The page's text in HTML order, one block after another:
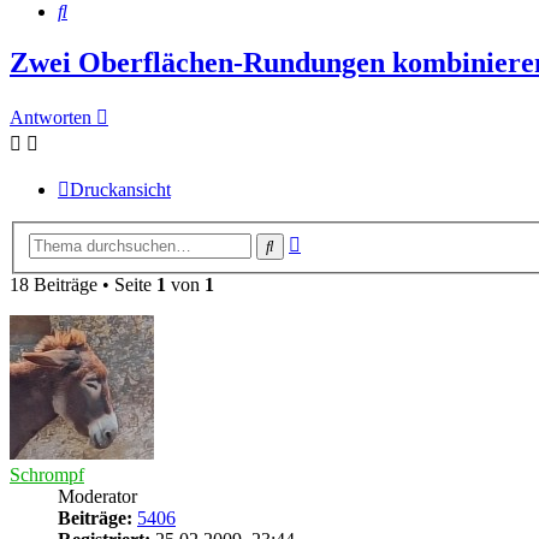
Suche
Zwei Oberflächen-Rundungen
Antworten
Druckansicht
Suche
18 Beiträge • Seite 1 von 1
Schrompf
Moderator
Beiträge: 5406